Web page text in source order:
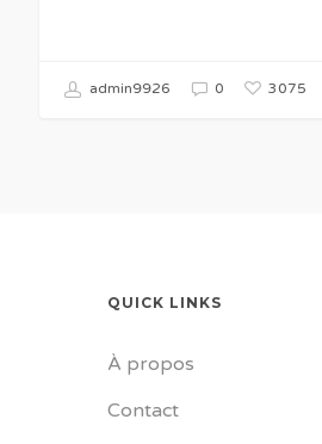
admin9926 0 3075
QUICK LINKS
À propos
Contact